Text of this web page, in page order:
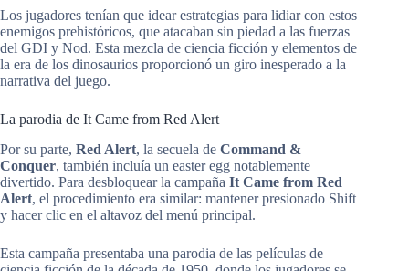
Los jugadores tenían que idear estrategias para lidiar con estos
enemigos prehistóricos, que atacaban sin piedad a las fuerzas
del GDI y Nod. Esta mezcla de ciencia ficción y elementos de
la era de los dinosaurios proporcionó un giro inesperado a la
narrativa del juego.
La parodia de It Came from Red Alert
Por su parte, Red Alert, la secuela de Command &
Conquer, también incluía un easter egg notablemente
divertido. Para desbloquear la campaña It Came from Red
Alert, el procedimiento era similar: mantener presionado Shift
y hacer clic en el altavoz del menú principal.
Esta campaña presentaba una parodia de las películas de